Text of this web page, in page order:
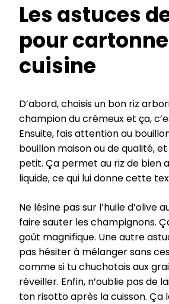
Les astuces
pour
cuisine
D’abord, choisis un bon riz
champion du crémeux et ça,
Ensuite, fais attention au
bouillon maison ou de qualité,
petit. Ça permet au riz de bien
liquide, ce qui lui donne cette
Ne lésine pas sur l’huile d’olive
faire sauter les champignons.
goût magnifique. Une autre
pas hésiter à mélanger sans
comme si tu chuchotais aux
réveiller. Enfin, n’oublie pas de
ton risotto après la cuisson. Ça